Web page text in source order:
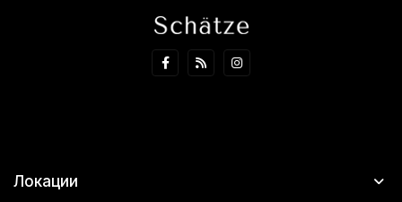
Локации